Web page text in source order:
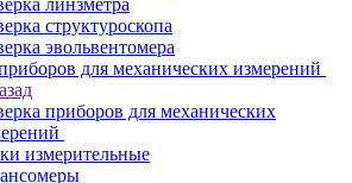
линзметра
структуроскопа
эвольвентомера
для механических измерений
приборов для механических
измерительные